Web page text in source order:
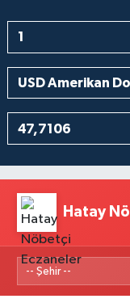
Hatay